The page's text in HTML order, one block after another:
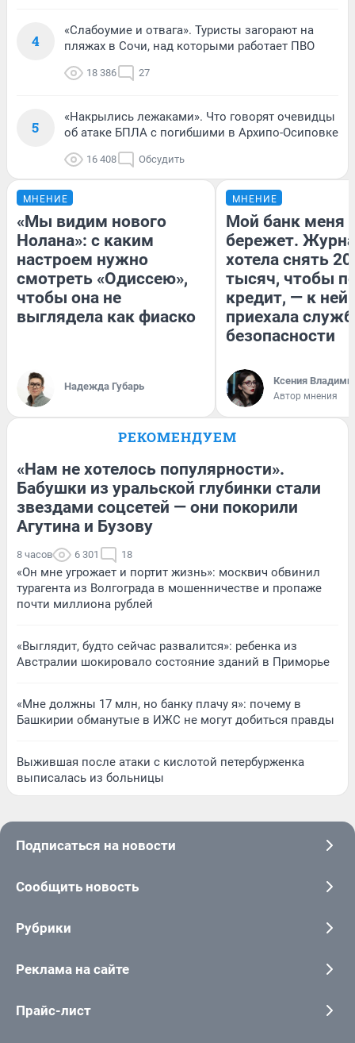
4
«Слабоумие и отвага». Туристы загорают на
пляжах в Сочи, над которыми работает ПВО
18 386 27
5
«Накрылись лежаками». Что говорят очевидцы
об атаке БПЛА с погибшими в Архипо-Осиповке
16 408 Обсудить
МНЕНИЕ
«Мы видим нового
Нолана»: с каким
настроем нужно
смотреть «Одиссею»,
чтобы она не
выглядела как фиаско
Надежда Губарь
МНЕНИЕ
Мой банк меня
бережет.
хотела снять
тысяч, чтобы
кредит, — к
приехала
безопасности
Ксения
Автор мнения
РЕКОМЕНДУЕМ
«Нам не хотелось популярности».
Бабушки из уральской глубинки стали
звездами соцсетей — они покорили
Агутина и Бузову
8 часов 6 301 18
«Он мне угрожает и портит жизнь»: москвич обвинил
турагента из Волгограда в мошенничестве и пропаже
почти миллиона рублей
«Выглядит, будто сейчас развалится»: ребенка из
Австралии шокировало состояние зданий в Приморье
«Мне должны 17 млн, но банку плачу я»: почему в
Башкирии обманутые в ИЖС не могут добиться правды
Выжившая после атаки с кислотой петербурженка
выписалась из больницы
Подписаться на новости
Сообщить новость
Рубрики
Реклама на сайте
Прайс-лист